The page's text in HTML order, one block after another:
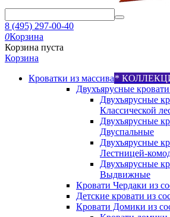
8 (495) 297-00-40
0Корзина
Корзина пуста
Корзина
Кроватки из массива*
Двухъярусные
Двухъярусные
Классической
Двухъярусные
Двуспальные
Двухъярусные
Лестницей-
Двухъярусные
Выдвижные
Кровати Чердаки из
Детские кровати из
Кровати Домики из